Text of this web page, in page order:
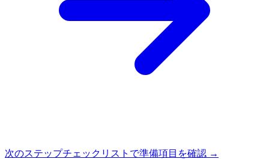
次のステップチェックリストで準備項目を確認 →